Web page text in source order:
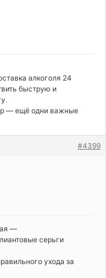
алкоголя 24
быструю и
— ещё одни важные
#4399
—
серьги
ухода за